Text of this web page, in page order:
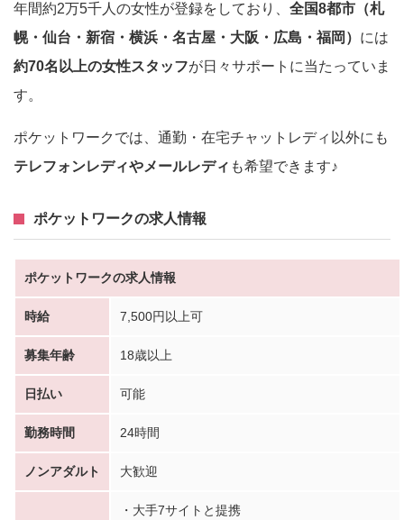
年間約2万5千人の女性が登録をしており、 全国8都市（札
幌・仙台・新宿・横浜・名古屋・大阪・広島・福岡） には
約70名以上の女性スタッフが日々サポートに当たっていま
す。
ポケットワークでは、通勤・在宅チャットレディ以外にも
テレフォンレディやメールレディ も希望できます♪
ポケットワークの求人情報
ポケットワークの求人情報
時給 7,500円以上可
募集年齢 18歳以上
日払い 可能
勤務時間 24時間
ノンアダルト 大歓迎
・大手7サイトと提携